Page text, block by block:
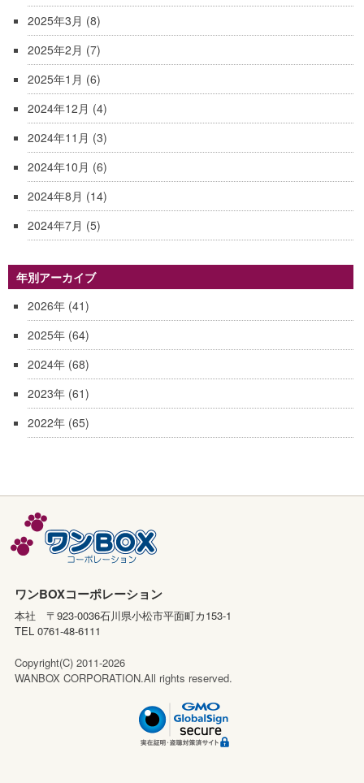
2025年3月 (8)
2025年2月 (7)
2025年1月 (6)
2024年12月 (4)
2024年11月 (3)
2024年10月 (6)
2024年8月 (14)
2024年7月 (5)
年別アーカイブ
2026年(41)
2025年(64)
2024年(68)
2023年(61)
2022年(65)
ワンBOXコーポレーション
本社 〒923-0036石川県小松市平面町カ153-1
TEL 0761-48-6111
Copyright(C) 2011-2026
WANBOX CORPORATION.All rights reserved.